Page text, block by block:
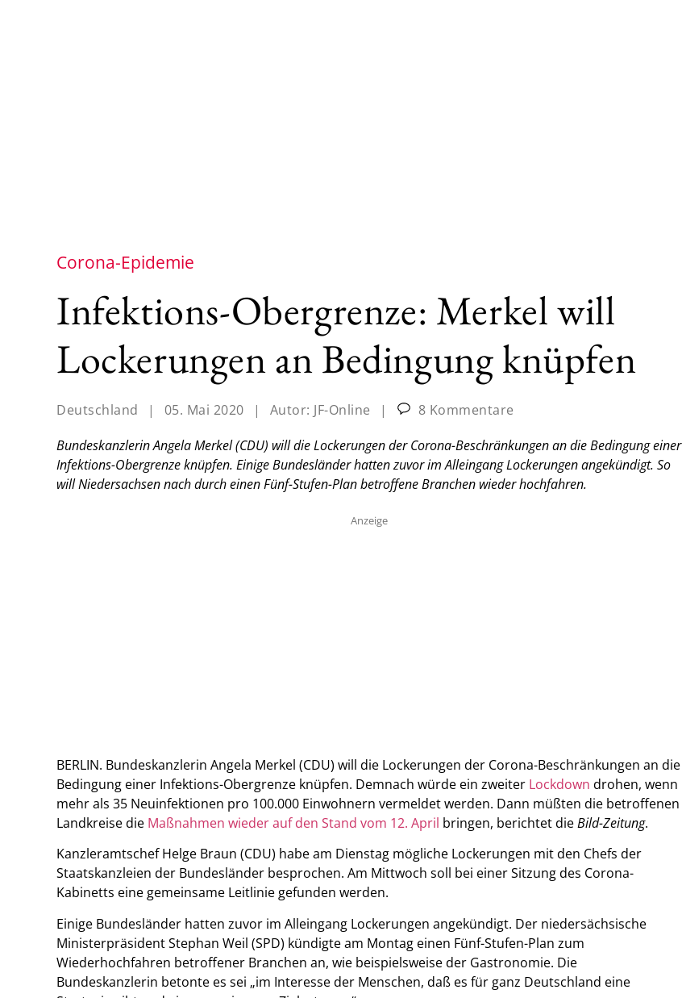
Corona-Epidemie
Infektions-Obergrenze: Merkel will
Lockerungen an Bedingung knüpfen
Deutschland | 05. Mai 2020 | Autor: JF-Online |
8 Kommentare
Bundeskanzlerin Angela Merkel (CDU) will die Lockerungen der Corona-Beschränkungen an die Bedingung einer
Infektions-Obergrenze knüpfen. Einige Bundesländer hatten zuvor im Alleingang Lockerungen angekündigt. So
will Niedersachsen nach durch einen Fünf-Stufen-Plan betroffene Branchen wieder hochfahren.
Anzeige
BERLIN. Bundeskanzlerin Angela Merkel (CDU) will die Lockerungen der Corona-Beschränkungen an die
Bedingung einer Infektions-Obergrenze knüpfen. Demnach würde ein zweiter Lockdown drohen, wenn
mehr als 35 Neuinfektionen pro 100.000 Einwohnern vermeldet werden. Dann müßten die betroffenen
Landkreise die Maßnahmen wieder auf den Stand vom 12. April bringen, berichtet dieBild-Zeitung.
Kanzleramtschef Helge Braun (CDU) habe am Dienstag mögliche Lockerungen mit den Chefs der
Staatskanzleien der Bundesländer besprochen. Am Mittwoch soll bei einer Sitzung des Corona-
Kabinetts eine gemeinsame Leitlinie gefunden werden.
Einige Bundesländer hatten zuvor im Alleingang Lockerungen angekündigt. Der niedersächsische
Ministerpräsident Stephan Weil (SPD) kündigte am Montag einen Fünf-Stufen-Plan zum
Wiederhochfahren betroffener Branchen an, wie beispielsweise der Gastronomie. Die
Bundeskanzlerin betonte es sei „im Interesse der Menschen, daß es für ganz Deutschland eine